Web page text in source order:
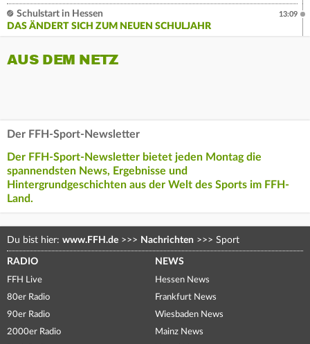
Schulstart in Hessen
DAS ÄNDERT SICH ZUM NEUEN SCHULJAHR
13:09
AUS DEM NETZ
Der FFH-Sport-Newsletter
Der FFH-Sport-Newsletter bietet jeden Montag die
spannendsten News, Ergebnisse und
Hintergrundgeschichten aus der Welt des Sports im FFH-
Land.
Du bist hier: www.FFH.de >>> Nachrichten >>> Sport
RADIO
FFH Live
80er Radio
90er Radio
2000er Radio
NEWS
Hessen News
Frankfurt News
Wiesbaden News
Mainz News